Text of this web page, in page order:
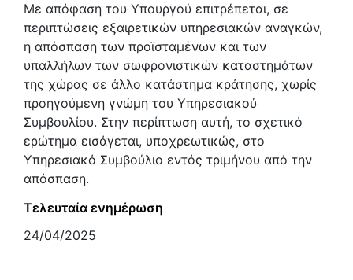
Με απόφαση του Υπουργού επιτρέπεται, σε
περιπτώσεις εξαιρετικών υπηρεσιακών αναγκών,
η απόσπαση των προϊσταμένων και των
υπαλλήλων των σωφρονιστικών καταστημάτων
της χώρας σε άλλο κατάστημα κράτησης, χωρίς
προηγούμενη γνώμη του Υπηρεσιακού
Συμβουλίου. Στην περίπτωση αυτή, το σχετικό
ερώτημα εισάγεται, υποχρεωτικώς, στο
Υπηρεσιακό Συμβούλιο εντός τριμήνου από την
απόσπαση.
Τελευταία ενημέρωση
24/04/2025